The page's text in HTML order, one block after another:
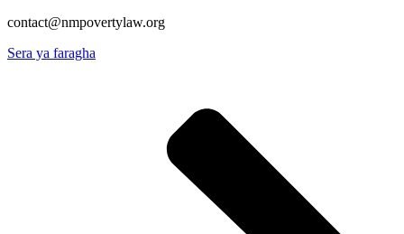
contact@nmpovertylaw.org
Sera ya faragha